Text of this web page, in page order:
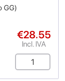
GG)
€28.55
Incl. IVA